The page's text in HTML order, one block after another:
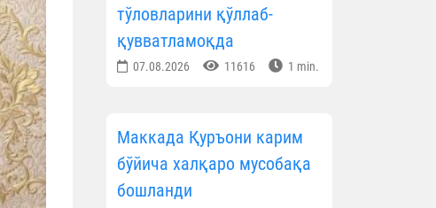
тўловларини қўллаб-
қувватламоқда
07.08.2026 11616 1 min.
Маккада Қуръони карим
бўйича халқаро мусобақа
бошланди